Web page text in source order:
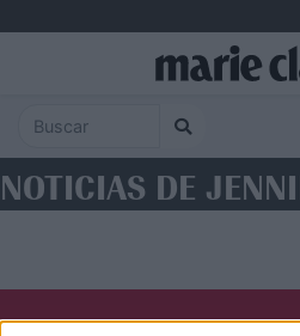
NOTICIAS DE